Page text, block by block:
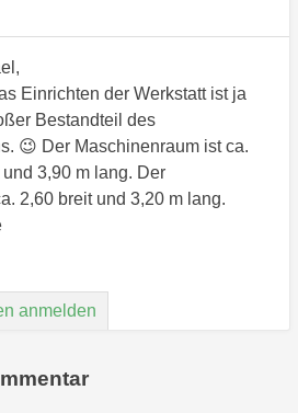
Einrichten der Werkstatt ist ja
Bestandteil des
😉 Der Maschinenraum ist ca.
3,90 m lang. Der
2,60 breit und 3,20 m lang.
anmelden